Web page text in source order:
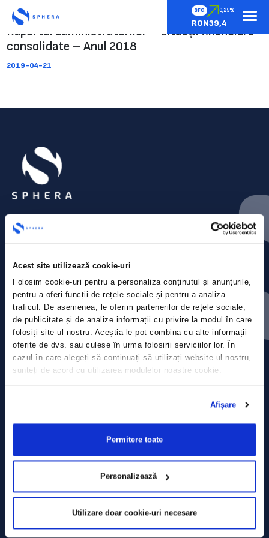
Acest site utilizează cookie-uri
Folosim cookie-uri pentru a personaliza conținutul și anunțurile,
pentru a oferi funcții de rețele sociale și pentru a analiza
traficul. De asemenea, le oferim partenerilor de rețele sociale,
de publicitate și de analize informații cu privire la modul în care
folosiți site-ul nostru. Aceștia le pot combina cu alte informații
oferite de dvs. sau culese în urma folosirii serviciilor lor. În
cazul în care alegeți să continuați să utilizați website-ul nostru,
sunteți de acord cu utilizarea modulelor noastre cookie.
Afişare
Permitere toate
Personalizează
Utilizare doar cookie-uri necesare
SFG 0,25%
RON39,4
Raportul administratorilor – situații financiare
consolidate – Anul 2018
2019-04-21
Contact
Comunicate de presă